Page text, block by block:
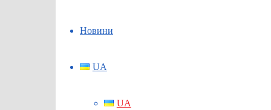
Новини
UA
UA